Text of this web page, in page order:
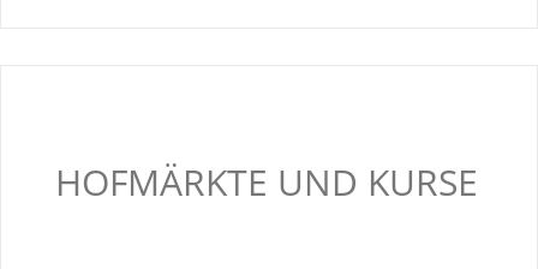
HOFMÄRKTE UND KURSE